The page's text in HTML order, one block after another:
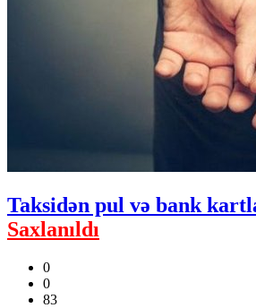
Taksidən pul və bank
Saxlanıldı
0
0
83